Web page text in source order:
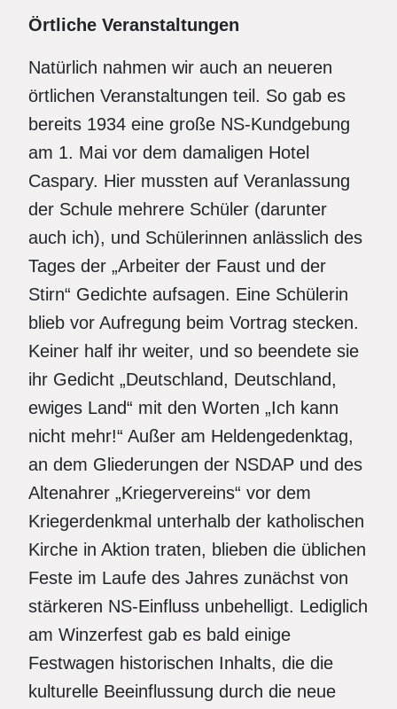
Örtliche Veranstaltungen
Natürlich nahmen wir auch an neueren
örtlichen Veranstaltungen teil. So gab es
bereits 1934 eine große NS-Kundgebung
am 1. Mai vor dem damaligen Hotel
Caspary. Hier mussten auf Veranlassung
der Schule mehrere Schüler (darunter
auch ich), und Schülerinnen anlässlich des
Tages der „Arbeiter der Faust und der
Stirn“ Gedichte aufsagen. Eine Schülerin
blieb vor Aufregung beim Vortrag stecken.
Keiner half ihr weiter, und so beendete sie
ihr Gedicht „Deutschland, Deutschland,
ewiges Land“ mit den Worten „Ich kann
nicht mehr!“ Außer am Heldengedenktag,
an dem Gliederungen der NSDAP und des
Altenahrer „Kriegervereins“ vor dem
Kriegerdenkmal unterhalb der katholischen
Kirche in Aktion traten, blieben die üblichen
Feste im Laufe des Jahres zunächst von
stärkeren NS-Einfluss unbehelligt. Lediglich
am Winzerfest gab es bald einige
Festwagen historischen Inhalts, die die
kulturelle Beeinflussung durch die neue